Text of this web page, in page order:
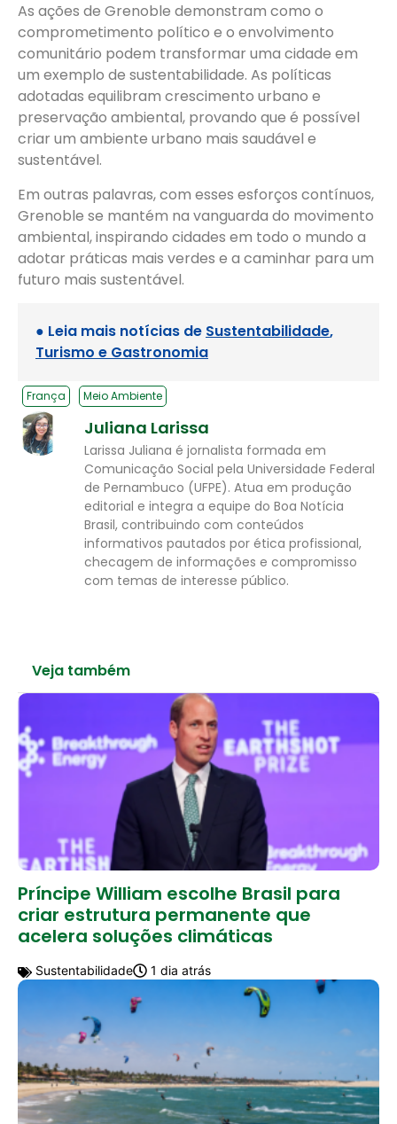
As ações de Grenoble demonstram como o
comprometimento político e o envolvimento
comunitário podem transformar uma cidade em
um exemplo de sustentabilidade. As políticas
adotadas equilibram crescimento urbano e
preservação ambiental, provando que é possível
criar um ambiente urbano mais saudável e
sustentável.
Em outras palavras, com esses esforços contínuos,
Grenoble se mantém na vanguarda do movimento
ambiental, inspirando cidades em todo o mundo a
adotar práticas mais verdes e a caminhar para um
futuro mais sustentável.
● Leia mais notícias de Sustentabilidade,
Turismo e Gastronomia
França Meio Ambiente
Juliana Larissa
Larissa Juliana é jornalista formada em
Comunicação Social pela Universidade Federal
de Pernambuco (UFPE). Atua em produção
editorial e integra a equipe do Boa Notícia
Brasil, contribuindo com conteúdos
informativos pautados por ética profissional,
checagem de informações e compromisso
com temas de interesse público.
Veja também
Príncipe William escolhe Brasil para
criar estrutura permanente que
acelera soluções climáticas
Sustentabilidade 1 dia atrás